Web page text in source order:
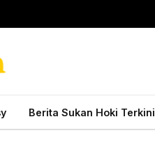
Berita Sukan Hoki Terkini